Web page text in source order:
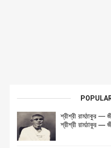
শ্রীশ্রী রামঠাকুর —
শ্রীশ্রী রামঠাকুর —